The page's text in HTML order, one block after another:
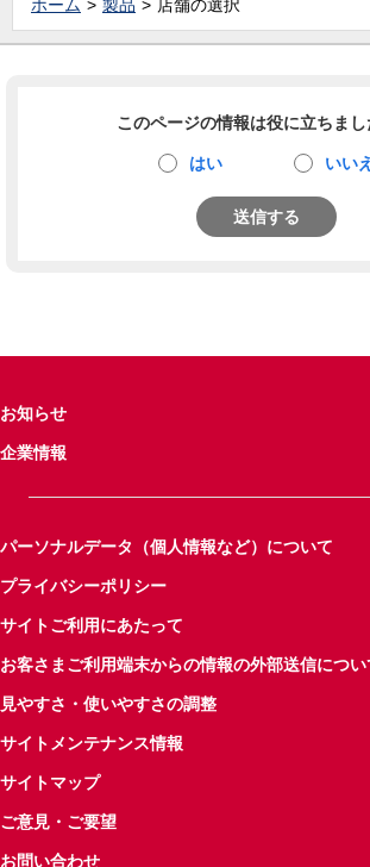
ホーム 製品 店舗の選択
このページの情報は役に立ちまし
はい いいえ
送信する
お知らせ
企業情報
パーソナルデータ（個人情報など）について
プライバシーポリシー
サイトご利用にあたって
お客さまご利用端末からの情報の外部送信につい
見やすさ・使いやすさの調整
サイトメンテナンス情報
サイトマップ
ご意見・ご要望
お問い合わせ